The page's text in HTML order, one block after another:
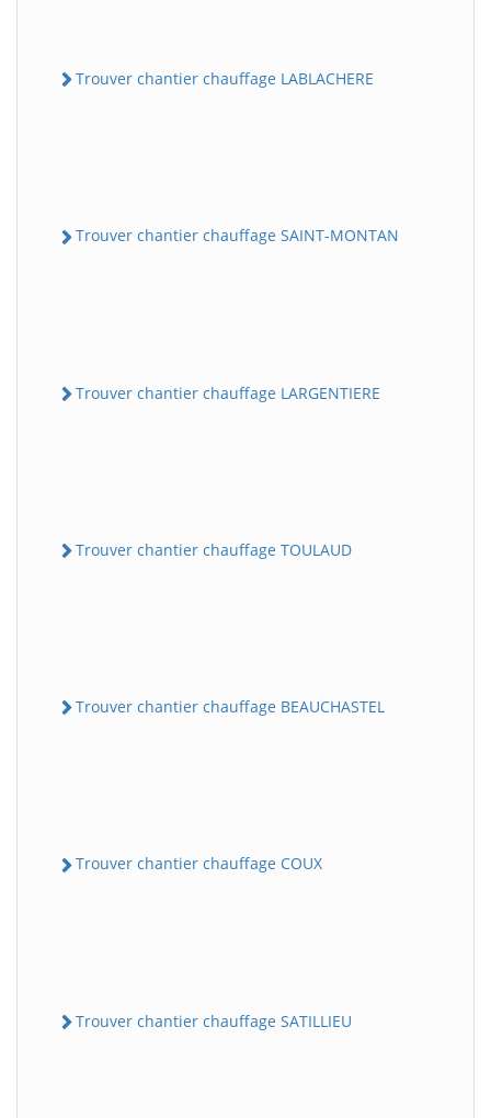
Trouver chantier chauffage LABLACHERE
Trouver chantier chauffage SAINT-MONTAN
Trouver chantier chauffage LARGENTIERE
Trouver chantier chauffage TOULAUD
Trouver chantier chauffage BEAUCHASTEL
Trouver chantier chauffage COUX
Trouver chantier chauffage SATILLIEU